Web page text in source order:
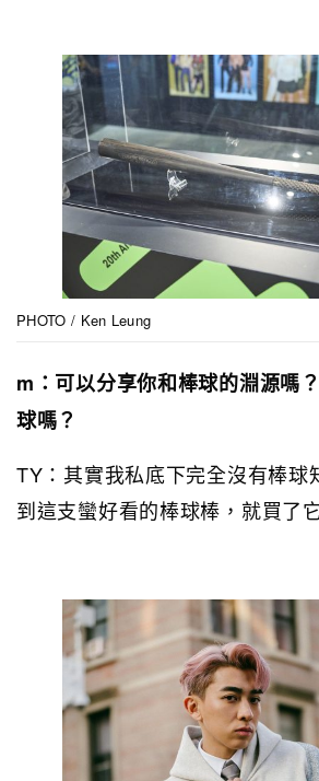
PHOTO / Ken Leung
m：可以分享你和棒球的淵源嗎
球嗎？
TY：其實我私底下完全沒有棒球
到這支蠻好看的棒球棒，就買了